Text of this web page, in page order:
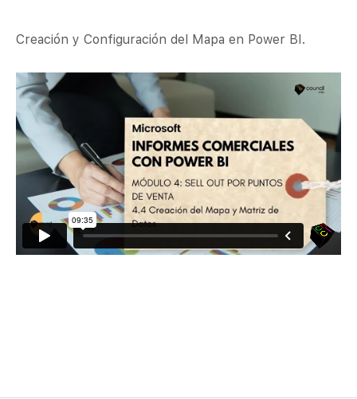
Creación y Configuración del Mapa en Power BI.